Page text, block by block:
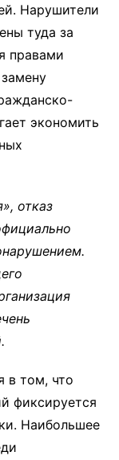
Нарушители
туда за
правами
экономить
отказ
в том, что
фиксируется
Наибольшее